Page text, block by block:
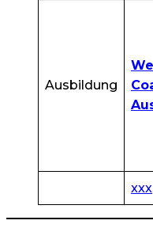
Ausbildung
xxx